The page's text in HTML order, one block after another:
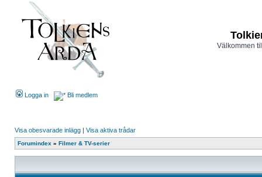
Välkommen
Logga in Bli medlem
Visa obesvarade inlägg | Visa aktiva trådar
Forumindex » Filmer & TV-serier